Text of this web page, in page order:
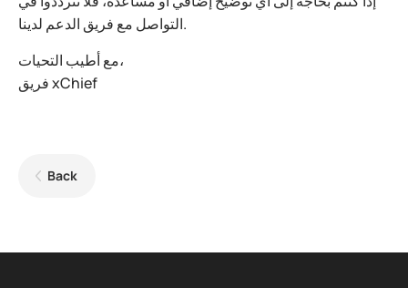
التواصل مع فريق الدعم لدينا.
مع أطيب التحيات،
فريق xChief
Back